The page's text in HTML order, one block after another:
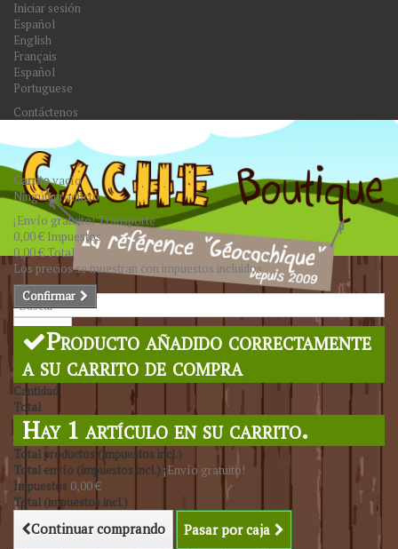
Iniciar sesión
Español
English
Français
Español
Portuguese
Contáctenos
Buscar
Carritovacío
Ningún producto
¡Envío gratuito!Transporte
0,00 € Impuestos
0,00 €Total
Los precios se muestran con impuestos incluidos
Confirmar
Producto añadido correctamente
a su carrito de compra
Cantidad
Total
Hay 1 artículo en su carrito.
Total productos (impuestos incl.)
Total envío (impuestos incl.) ¡Envío gratuito!
Impuestos 0,00 €
Total (impuestos incl.)
Continuar comprando Pasar por caja